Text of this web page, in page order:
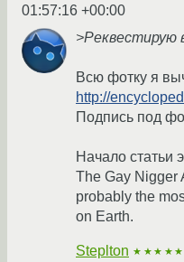
01:57:16 +00:00
>Реквестирую
Всю фотку я
http://
Подпись под
Начало статьи
The Gay Nigger
probably the
on Earth.
Steplton ★★★★★